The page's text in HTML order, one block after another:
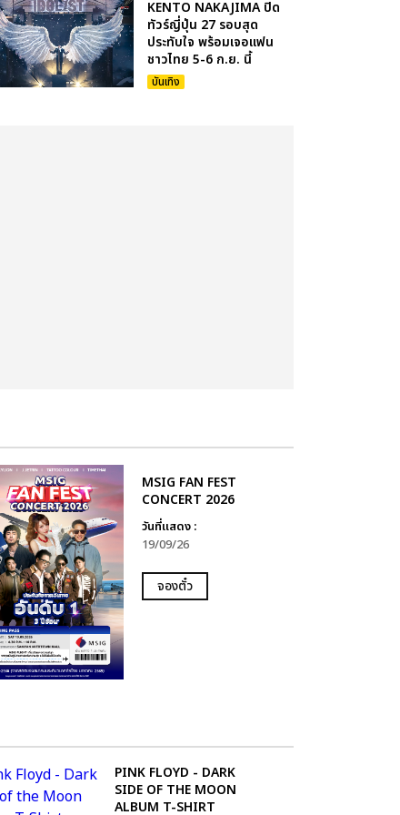
KENTO NAKAJIMA ปิด
ทัวร์ญี่ปุ่น 27 รอบสุด
ประทับใจ พร้อมเจอแฟน
ชาวไทย 5-6 ก.ย. นี้
บันเทิง
MSIG FAN FEST
CONCERT 2026
วันที่แสดง :
19/09/26
จองตั๋ว
PINK FLOYD - DARK
SIDE OF THE MOON
ALBUM T-SHIRT